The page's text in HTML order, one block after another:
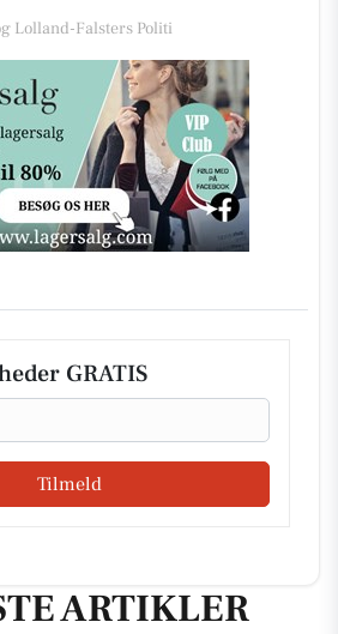
Lolland-Falsters Politi
GRATIS
Tilmeld
ARTIKLER